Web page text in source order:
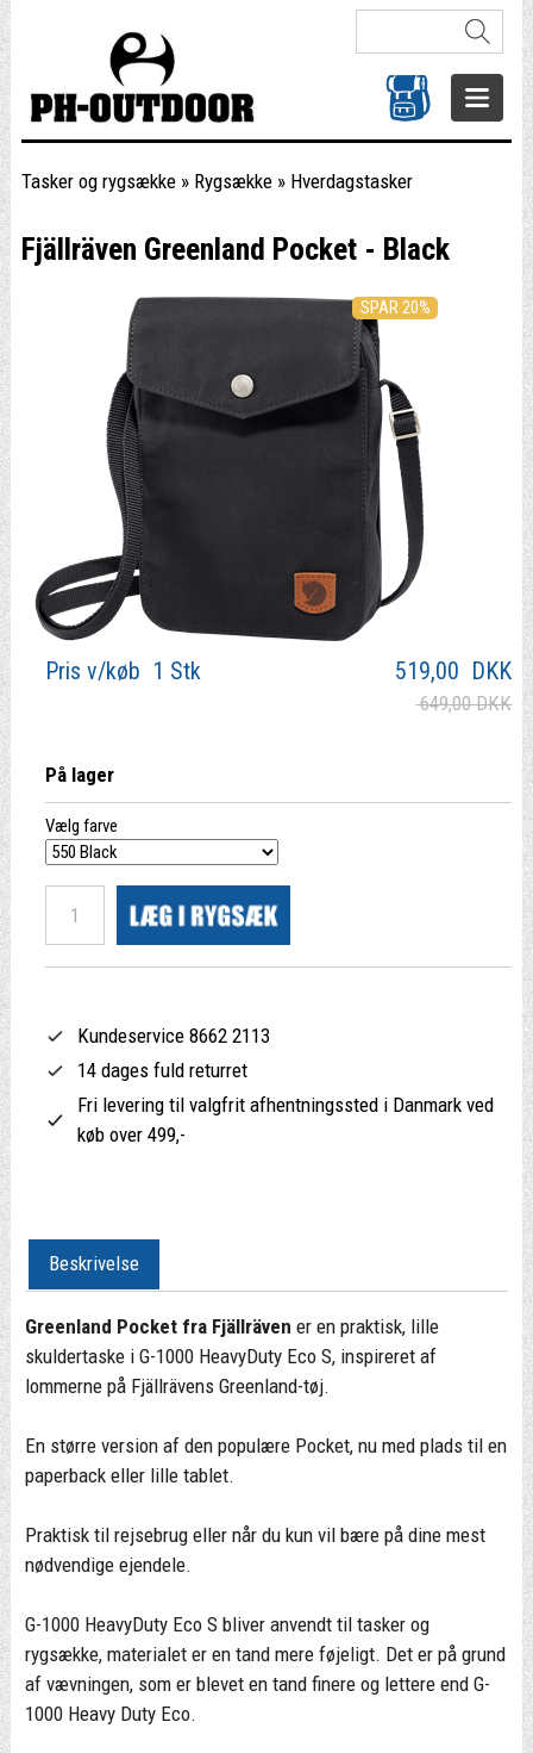
Tasker og rygsække» Rygsække» Hverdagstasker
Fjällräven Greenland Pocket - Black
SPAR 20%
Pris v/køb 1 Stk 519,00 DKK
649,00 DKK
På lager
Vælg farve
Kundeservice 8662 2113
14 dages fuld returret
Fri levering til valgfrit afhentningssted i Danmark ved
køb over 499,-
Beskrivelse
Greenland Pocket fra Fjällräven er en praktisk, lille
skuldertaske i G-1000 HeavyDuty Eco S, inspireret af
lommerne på Fjällrävens Greenland-tøj.
En større version af den populære Pocket, nu med plads til en
paperback eller lille tablet.
Praktisk til rejsebrug eller når du kun vil bære på dine mest
nødvendige ejendele.
G-1000 HeavyDuty Eco S bliver anvendt til tasker og
rygsække, materialet er en tand mere føjeligt. Det er på grund
af vævningen, som er blevet en tand finere og lettere end G-
1000 Heavy Duty Eco.